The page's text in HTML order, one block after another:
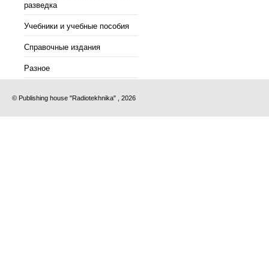
разведка
Учебники и учебные пособия
Справочные издания
Разное
© Publishing house "Radiotekhnika" , 2026